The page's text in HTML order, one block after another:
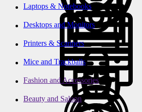
Laptops & Notebooks
Desktops and Monitors
Printers & Scanners
Mice and Trackballs
Fashion and Accessories
Beauty and Saloon